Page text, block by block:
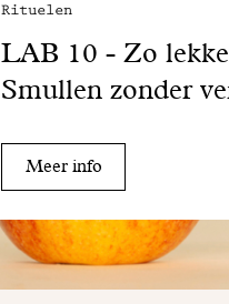
Rituelen
LAB 10 - Zo
Smullen zonder
Meer info